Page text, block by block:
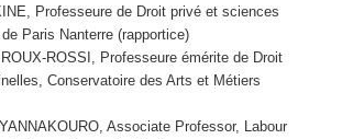
Professeure de Droit privé et sciences
Paris Nanterre (rapportice)
ROSSI, Professeure émérite de Droit
Conservatoire des Arts et Métiers
Associate Professor, Labour